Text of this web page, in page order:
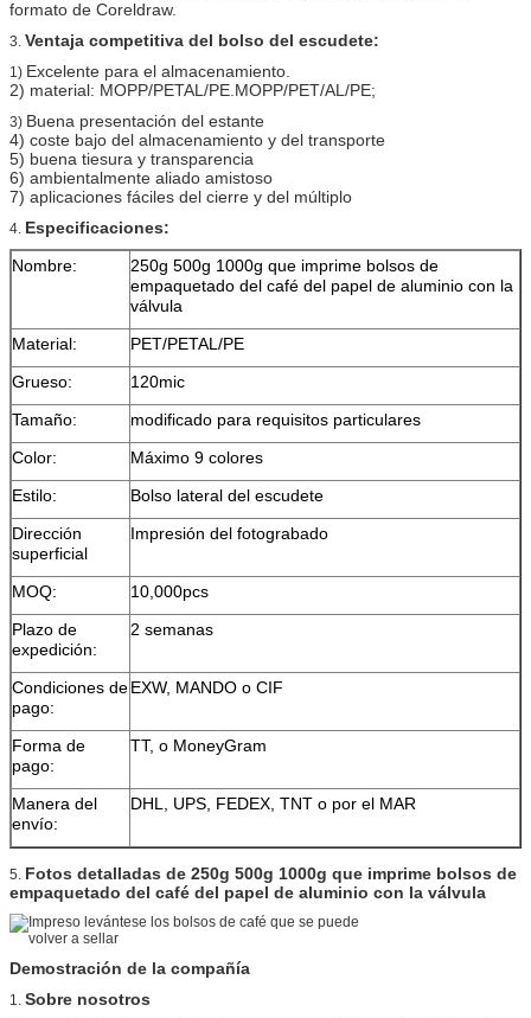
formato de Coreldraw.
3. Ventaja competitiva del bolso del escudete:
1) Excelente para el almacenamiento.
2) material: MOPP/PETAL/PE.MOPP/PET/AL/PE;
3) Buena presentación del estante
4) coste bajo del almacenamiento y del transporte
5) buena tiesura y transparencia
6) ambientalmente aliado amistoso
7) aplicaciones fáciles del cierre y del múltiplo
4. Especificaciones:
Nombre:
250g 500g 1000g que imprime bolsos de
empaquetado del café del papel de aluminio con la
válvula
Material:
PET/PETAL/PE
Grueso:
120mic
Tamaño:
modificado para requisitos particulares
Color:
Máximo 9 colores
Estilo:
Bolso lateral del escudete
Dirección
superficial
Impresión del fotograbado
MOQ:
10,000pcs
Plazo de
expedición:
2 semanas
Condiciones de
pago:
EXW, MANDO o CIF
Forma de
pago:
TT, o MoneyGram
Manera del
envío:
DHL, UPS, FEDEX, TNT o por el MAR
5. Fotos detalladas de 250g 500g 1000g que imprime bolsos de
empaquetado del café del papel de aluminio con la válvula
Demostración de la compañía
1. Sobre nosotros